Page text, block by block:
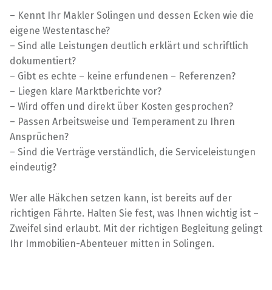
– Kennt Ihr Makler Solingen und dessen Ecken wie die
eigene Westentasche?
– Sind alle Leistungen deutlich erklärt und schriftlich
dokumentiert?
– Gibt es echte – keine erfundenen – Referenzen?
– Liegen klare Marktberichte vor?
– Wird offen und direkt über Kosten gesprochen?
– Passen Arbeitsweise und Temperament zu Ihren
Ansprüchen?
– Sind die Verträge verständlich, die Serviceleistungen
eindeutig?
Wer alle Häkchen setzen kann, ist bereits auf der
richtigen Fährte. Halten Sie fest, was Ihnen wichtig ist –
Zweifel sind erlaubt. Mit der richtigen Begleitung gelingt
Ihr Immobilien-Abenteuer mitten in Solingen.